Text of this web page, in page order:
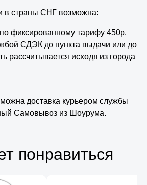
в страны СНГ возможна:
фиксированному тарифу 450р.
СДЭК до пункта выдачи или до
рассчитывается исходя из города
доставка курьером службы
Самовывоз из Шоурума.
понравиться